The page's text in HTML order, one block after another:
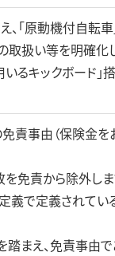
「原動機付自転
取扱い等を明確化
るキックボード
責事由（保険金を
免責から除外しま
定義で定義されて
まえ、免責事由